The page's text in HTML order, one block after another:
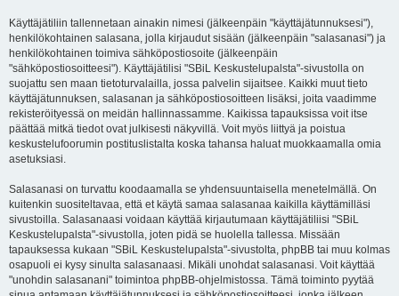
Käyttäjätiliin tallennetaan ainakin nimesi (jälkeenpäin "käyttäjätunnuksesi"),
henkilökohtainen salasana, jolla kirjaudut sisään (jälkeenpäin "salasanasi") ja
henkilökohtainen toimiva sähköpostiosoite (jälkeenpäin
"sähköpostiosoitteesi"). Käyttäjätilisi "SBiL Keskustelupalsta"-sivustolla on
suojattu sen maan tietoturvalailla, jossa palvelin sijaitsee. Kaikki muut tieto
käyttäjätunnuksen, salasanan ja sähköpostiosoitteen lisäksi, joita vaadimme
rekisteröityessä on meidän hallinnassamme. Kaikissa tapauksissa voit itse
päättää mitkä tiedot ovat julkisesti näkyvillä. Voit myös liittyä ja poistua
keskustelufoorumin postituslistalta koska tahansa haluat muokkaamalla omia
asetuksiasi.
Salasanasi on turvattu koodaamalla se yhdensuuntaisella menetelmällä. On
kuitenkin suositeltavaa, että et käytä samaa salasanaa kaikilla käyttämilläsi
sivustoilla. Salasanaasi voidaan käyttää kirjautumaan käyttäjätiliisi "SBiL
Keskustelupalsta"-sivustolla, joten pidä se huolella tallessa. Missään
tapauksessa kukaan "SBiL Keskustelupalsta"-sivustolta, phpBB tai muu kolmas
osapuoli ei kysy sinulta salasanaasi. Mikäli unohdat salasanasi. Voit käyttää
"unohdin salasanani" toimintoa phpBB-ohjelmistossa. Tämä toiminto pyytää